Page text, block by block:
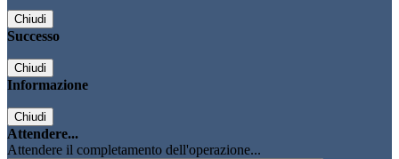
Chiudi
Successo
Chiudi
Informazione
Chiudi
Attendere...
Attendere il completamento dell'operazione...